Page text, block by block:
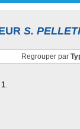
S.
Regrouper par
1.